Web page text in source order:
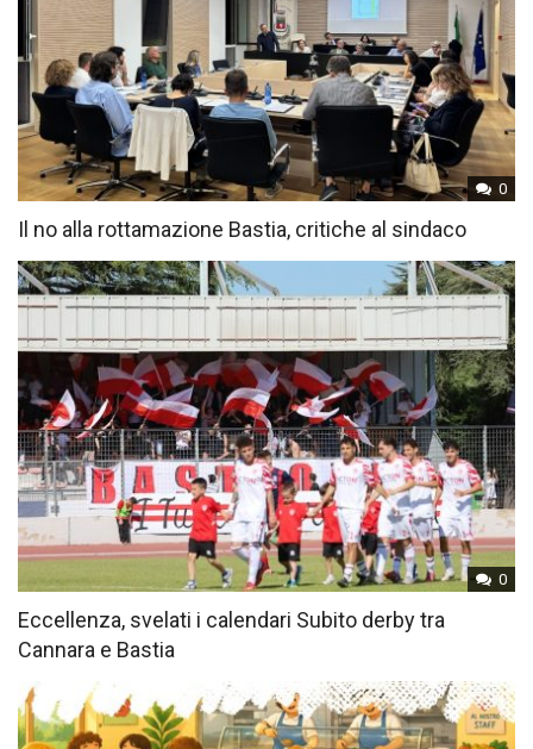
0
Il no alla rottamazione Bastia, critiche al sindaco
0
Eccellenza, svelati i calendari Subito derby tra
Cannara e Bastia